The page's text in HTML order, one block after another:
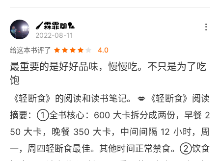
Mumsnet.com的留言
其他邮件
食物热量表(Calorie Counter)
轻断食健康日记
轻断食美食图谱
🖌霖霏📖🏸
2022-08-11
给这本书评了
4.0
最重要的是好好品味，慢慢吃。不只是为了吃
饱
《轻断食》的阅读和读书笔记。 💋 《轻断食》阅读
摘要：①全书核心：600 大卡拆分成两份，早餐 2
50 大卡，晚餐 350 大卡，中间间隔 12 小时，周
一，周四轻断食最佳。其他时间正常禁食。②饮食